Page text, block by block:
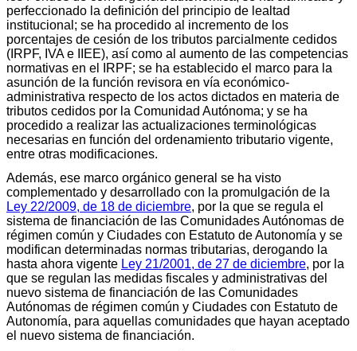
perfeccionado la definición del principio de lealtad
institucional; se ha procedido al incremento de los
porcentajes de cesión de los tributos parcialmente cedidos
(IRPF, IVA e IIEE), así como al aumento de las competencias
normativas en el IRPF; se ha establecido el marco para la
asunción de la función revisora en vía económico-
administrativa respecto de los actos dictados en materia de
tributos cedidos por la Comunidad Autónoma; y se ha
procedido a realizar las actualizaciones terminológicas
necesarias en función del ordenamiento tributario vigente,
entre otras modificaciones.
Además, ese marco orgánico general se ha visto
complementado y desarrollado con la promulgación de la
Ley 22/2009, de 18 de diciembre, por la que se regula el
sistema de financiación de las Comunidades Autónomas de
régimen común y Ciudades con Estatuto de Autonomía y se
modifican determinadas normas tributarias, derogando la
hasta ahora vigente Ley 21/2001, de 27 de diciembre, por la
que se regulan las medidas fiscales y administrativas del
nuevo sistema de financiación de las Comunidades
Autónomas de régimen común y Ciudades con Estatuto de
Autonomía, para aquellas comunidades que hayan aceptado
el nuevo sistema de financiación.